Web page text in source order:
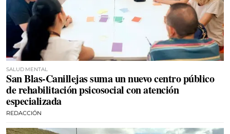
SALUD MENTAL
San Blas-Canillejas suma un nuevo centro público
de rehabilitación psicosocial con atención
especializada
REDACCIÓN